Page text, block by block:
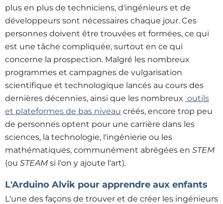
plus en plus de techniciens, d'ingénieurs et de
développeurs sont nécessaires chaque jour. Ces
personnes doivent être trouvées et formées, ce qui
est une tâche compliquée, surtout en ce qui
concerne la prospection. Malgré les nombreux
programmes et campagnes de vulgarisation
scientifique et technologique lancés au cours des
dernières décennies, ainsi que les nombreux outils
et plateformes de bas niveau créés, encore trop peu
de personnes optent pour une carrière dans les
sciences, la technologie, l'ingénierie ou les
mathématiques, communément abrégées en STEM
(ou STEAM si l'on y ajoute l'art).
L'Arduino Alvik pour apprendre aux enfants
L'une des façons de trouver et de créer les ingénieurs